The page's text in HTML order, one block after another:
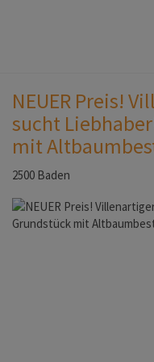
NEUER Preis!
sucht
mit
2500 Baden